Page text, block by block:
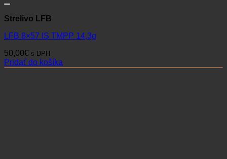
Strelivo LFB
LFB 8×57 IS TMPP 14,3g
50,00€ s DPH
Pridať do košíka